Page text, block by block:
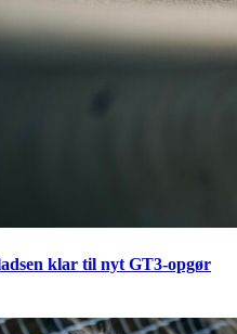
klar til nyt GT3-opgør